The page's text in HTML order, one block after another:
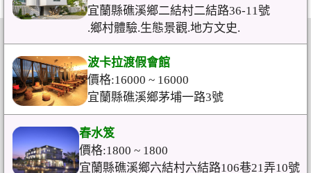
宜蘭縣礁溪鄉二結村二結路36-11號
.鄉村體驗.生態景觀.地方文史.
波卡拉渡假會館
價格:16000 ~ 16000
宜蘭縣礁溪鄉茅埔一路3號
春水笈
價格:1800 ~ 1800
宜蘭縣礁溪鄉六結村六結路106巷21弄10號